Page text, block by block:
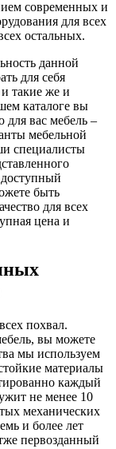
современных и
для всех
остальных.
данной
для себя
такие же и
каталоге вы
для вас мебель –
мебельной
специалисты
быть
для всех
цена и
похвал.
вы можете
мы используем
материалы
каждый
не менее 10
механических
и более лет
первозданный